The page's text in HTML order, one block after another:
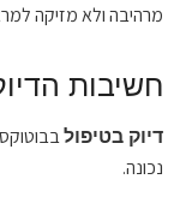
מרהיבה ולא מזיקה
חשיבות
דיוק בטיפול
נכונה.